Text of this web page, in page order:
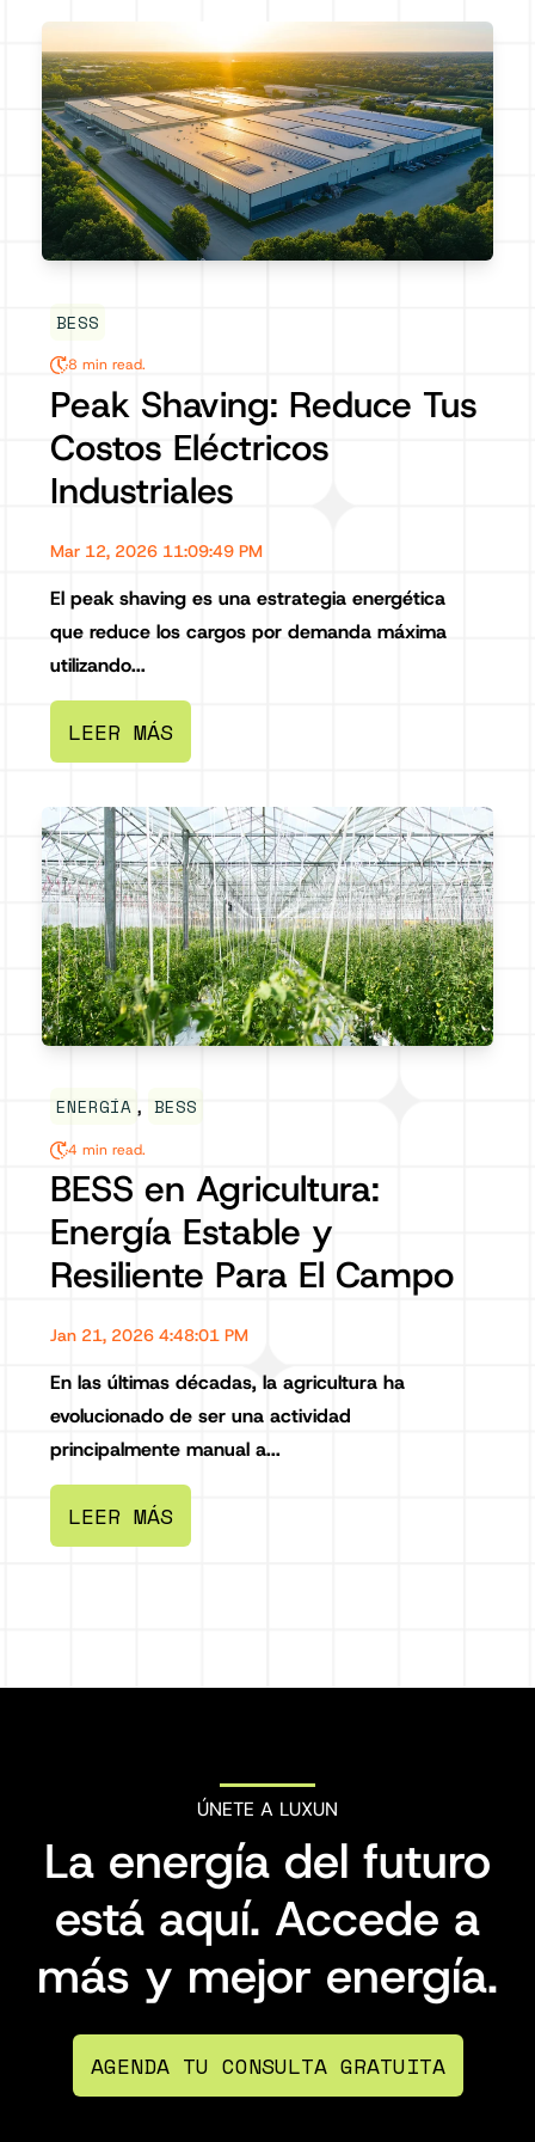
BESS
8 min read.
Peak Shaving: Reduce Tus
Costos Eléctricos
Industriales
Mar 12, 2026 11:09:49 PM
El peak shaving es una estrategia energética
que reduce los cargos por demanda máxima
utilizando...
LEER MÁS
ENERGÍA , BESS
4 min read.
BESS en Agricultura:
Energía Estable y
Resiliente Para El Campo
Jan 21, 2026 4:48:01 PM
En las últimas décadas, la agricultura ha
evolucionado de ser una actividad
principalmente manual a...
LEER MÁS
ÚNETE A LUXUN
La energía del futuro
está aquí. Accede a
más y mejor energía.
AGENDA TU CONSULTA GRATUITA